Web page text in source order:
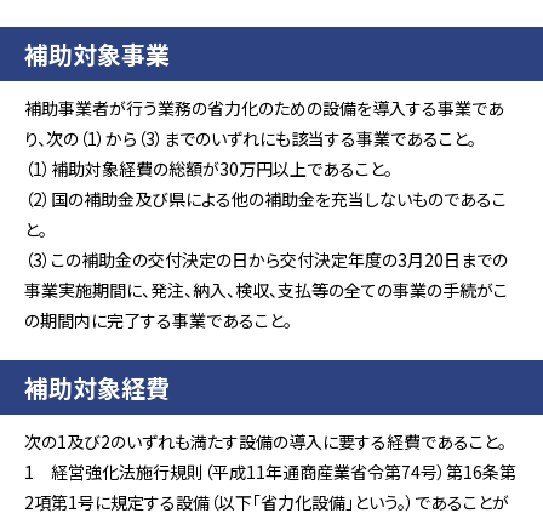
補助対象事業
補助事業者が行う業務の省力化のための設備を導入する事業であ
り、次の（1）から（3）までのいずれにも該当する事業であること。
（1）補助対象経費の総額が30万円以上であること。
（2）国の補助金及び県による他の補助金を充当しないものであるこ
と。
（3）この補助金の交付決定の日から交付決定年度の3月20日までの
事業実施期間に、発注、納入、検収、支払等の全ての事業の手続がこ
の期間内に完了する事業であること。
補助対象経費
次の1及び2のいずれも満たす設備の導入に要する経費であること。
1 経営強化法施行規則（平成11年通商産業省令第74号）第16条第
2項第1号に規定する設備（以下「省力化設備」という。）であることが